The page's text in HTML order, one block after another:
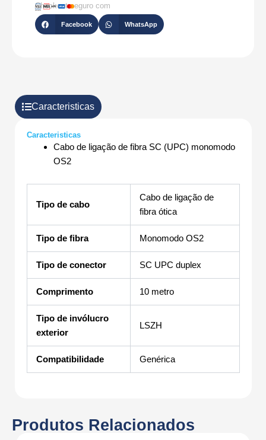
10M-
Y
Checkout seguro com
Facebook WhatsApp
Caracteristicas
Caracteristicas
Cabo de ligação de fibra SC (UPC) monomodo
OS2
Tipo de cabo
Cabo de ligação de
fibra ótica
Tipo de fibra Monomodo OS2
Tipo de conector SC UPC duplex
Comprimento 10 metro
Tipo de invólucro
exterior
LSZH
Compatibilidade Genérica
Produtos Relacionados